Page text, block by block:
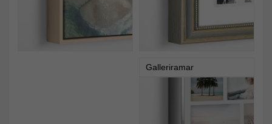
Galleriramar